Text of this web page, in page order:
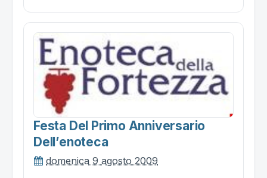
Festa Del Primo Anniversario
Dell’enoteca
domenica 9 agosto 2009